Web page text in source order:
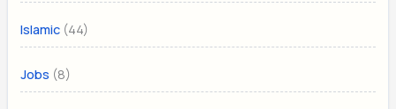
Islamic (44)
Jobs (8)